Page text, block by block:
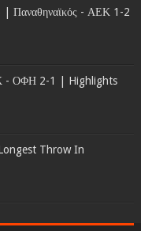
| Παναθηναϊκός - ΑΕΚ 1-2
- ΟΦΗ 2-1 | Highlights
Throw In